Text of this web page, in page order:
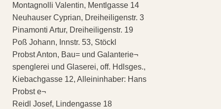
Montagnolli Valentin, Mentlgasse 14
Neuhauser Cyprian, Dreiheiligenstr. 3
Pinamonti Artur, Dreiheiligenstr. 19
Poß Johann, Innstr. 53, Stöckl
Probst Anton, Bau= und Galanterie¬
spenglerei und Glaserei, off. Hdlsges.,
Kiebachgasse 12, Alleininhaber: Hans
Probst e¬
Reidl Josef, Lindengasse 18